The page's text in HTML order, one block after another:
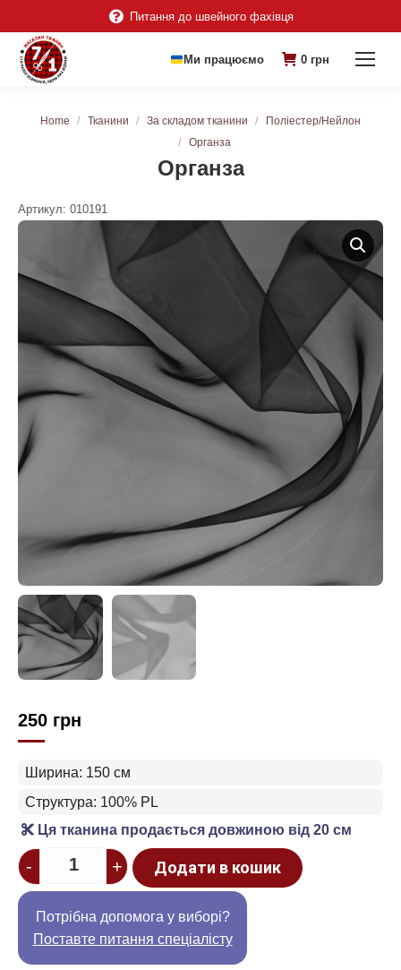
Питання до швейного фахівця
Ми працюємо 0 грн
Органза
You are here:
Home Тканини За складом тканини
Поліестер/Нейлон
Органза
Артикул: 010191
250 грн
Ширина: 150 см
Структура: 100% PL
Ця тканина продається довжиною від 20 см
Quantity
- + Додати в кошик
Потрібна допомога у виборі?
Поставте питання спеціалісту